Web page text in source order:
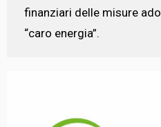
finanziari delle misure
“caro energia”.